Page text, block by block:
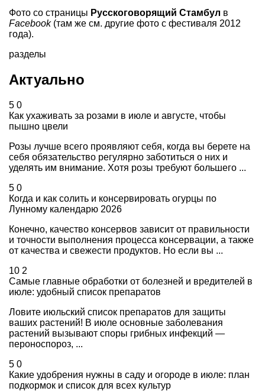
Фото со страницы Русскоговорящий Стамбул в
Facebook(там же см. другие фото с фестиваля 2012
года).
разделы
Актуально
5 0
Как ухаживать за розами в июле и августе, чтобы
пышно цвели
Розы лучше всего проявляют себя, когда вы берете на
себя обязательство регулярно заботиться о них и
уделять им внимание. Хотя розы требуют большего ...
5 0
Когда и как солить и консервировать огурцы по
Лунному календарю 2026
Конечно, качество консервов зависит от правильности
и точности выполнения процесса консервации, а также
от качества и свежести продуктов. Но если вы ...
10 2
Самые главные обработки от болезней и вредителей в
июле: удобный список препаратов
Ловите июльский список препаратов для защиты
ваших растений! В июле основные заболевания
растений вызывают споры грибных инфекций —
пероноспороз, ...
5 0
Какие удобрения нужны в саду и огороде в июле: план
подкормок и список для всех культур